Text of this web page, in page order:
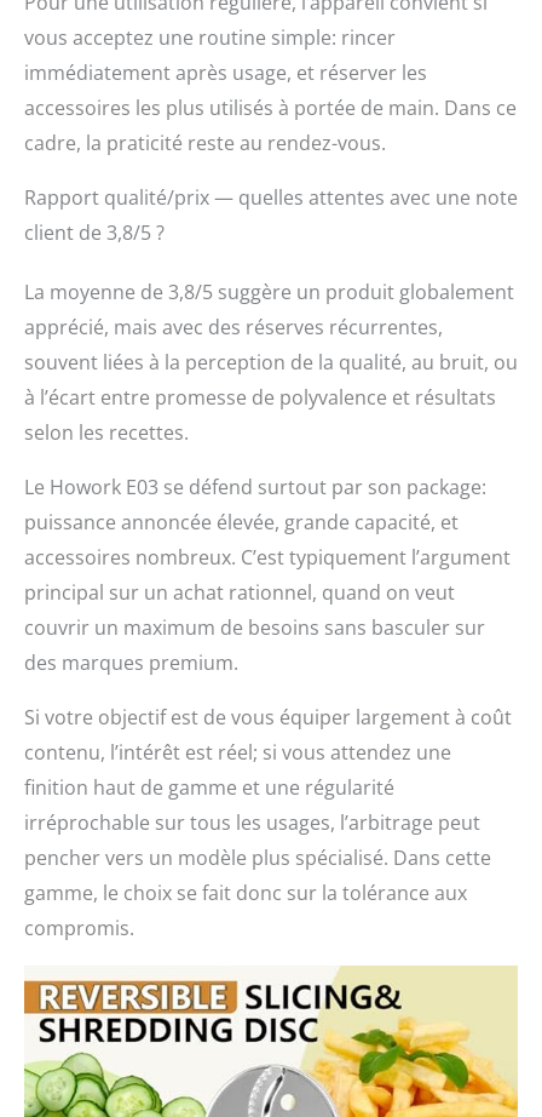
vous acceptez une routine simple: rincer
immédiatement après usage, et réserver les
accessoires les plus utilisés à portée de main. Dans ce
cadre, la praticité reste au rendez-vous.
Rapport qualité/prix — quelles attentes avec une note
client de 3,8/5 ?
La moyenne de 3,8/5 suggère un produit globalement
apprécié, mais avec des réserves récurrentes,
souvent liées à la perception de la qualité, au bruit, ou
à l’écart entre promesse de polyvalence et résultats
selon les recettes.
Le Howork E03 se défend surtout par son package:
puissance annoncée élevée, grande capacité, et
accessoires nombreux. C’est typiquement l’argument
principal sur un achat rationnel, quand on veut
couvrir un maximum de besoins sans basculer sur
des marques premium.
Si votre objectif est de vous équiper largement à coût
contenu, l’intérêt est réel; si vous attendez une
finition haut de gamme et une régularité
irréprochable sur tous les usages, l’arbitrage peut
pencher vers un modèle plus spécialisé. Dans cette
gamme, le choix se fait donc sur la tolérance aux
compromis.